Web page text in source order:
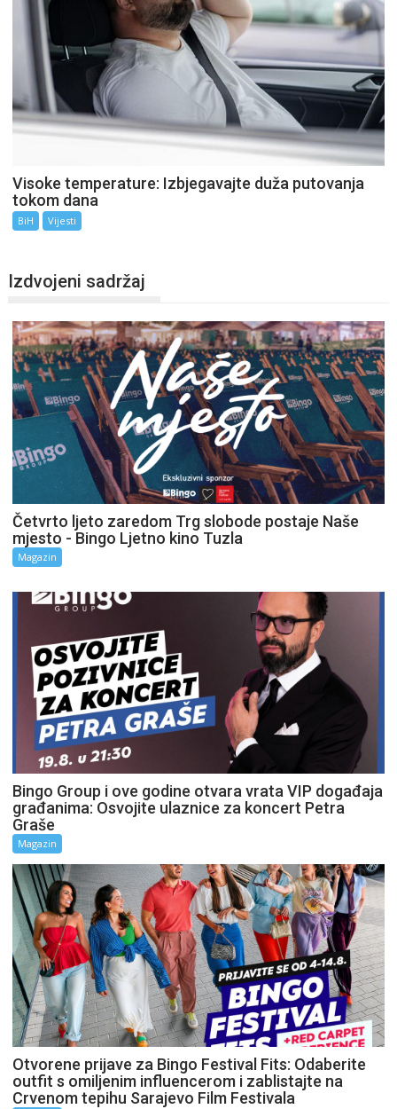
Visoke temperature: Izbjegavajte duža putovanja
tokom dana
BiH Vijesti
Izdvojeni sadržaj
Četvrto ljeto zaredom Trg slobode postaje Naše
mjesto - Bingo Ljetno kino Tuzla
Magazin
Bingo Group i ove godine otvara vrata VIP događaja
građanima: Osvojite ulaznice za koncert Petra
Graše
Magazin
Otvorene prijave za Bingo Festival Fits: Odaberite
outfit s omiljenim influencerom i zablistajte na
Crvenom tepihu Sarajevo Film Festivala